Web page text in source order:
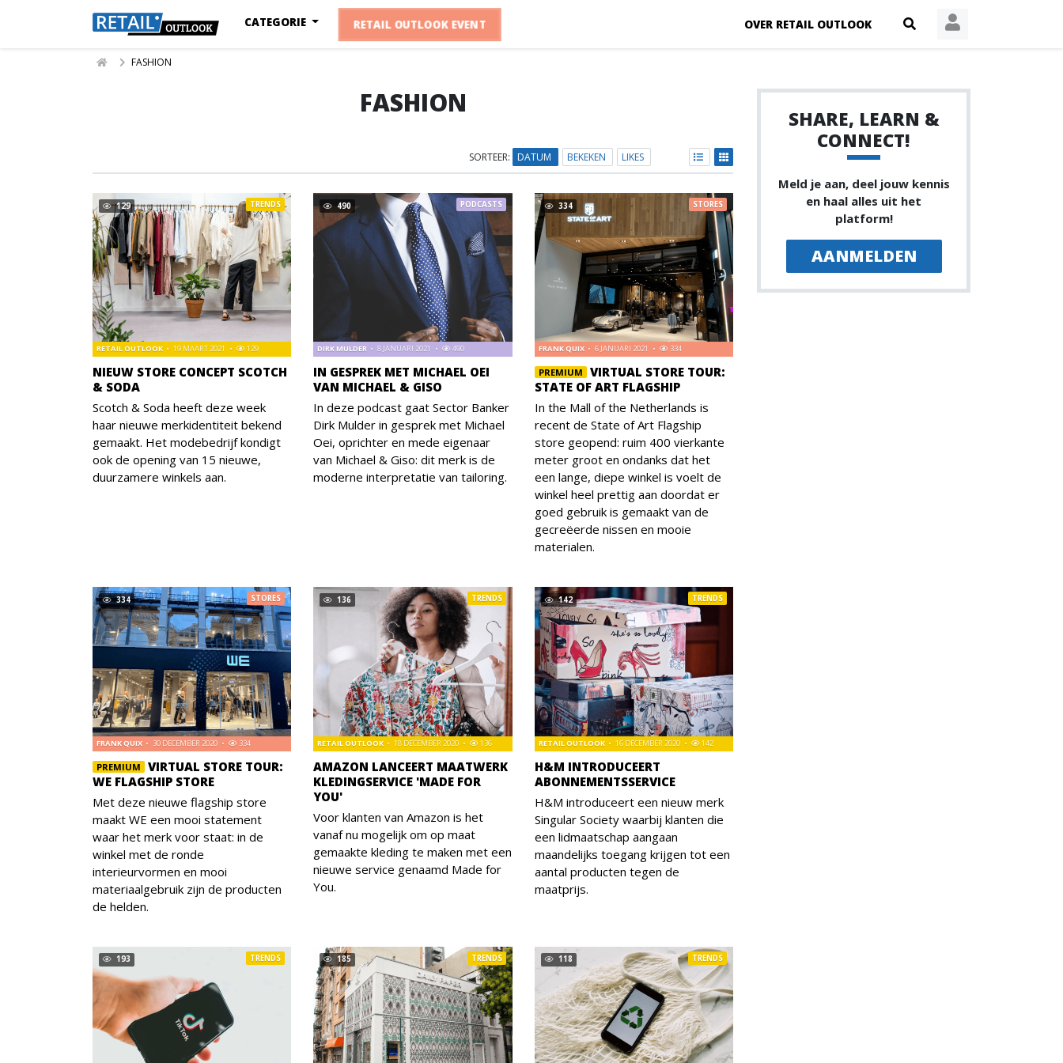
OVER RETAIL OUTLOOK
CATEGORIE RETAIL OUTLOOK EVENT
FASHION
FASHION
SORTEER: DATUM BEKEKEN LIKES
129
NIEUW STORE CONCEPT SCOTCH
& SODA
RETAIL OUTLOOK 19 MAART 2021 129
TRENDS
Scotch & Soda heeft deze week
haar nieuwe merkidentiteit bekend
gemaakt. Het modebedrijf kondigt
ook de opening van 15 nieuwe,
duurzamere winkels aan.
490
IN GESPREK MET MICHAEL OEI
VAN MICHAEL & GISO
DIRK MULDER 8 JANUARI 2021 490
PODCASTS
In deze podcast gaat Sector Banker
Dirk Mulder in gesprek met Michael
Oei, oprichter en mede eigenaar
van Michael & Giso: dit merk is de
moderne interpretatie van tailoring.
334
PREMIUM VIRTUAL STORE TOUR:
STATE OF ART FLAGSHIP
FRANK QUIX 6 JANUARI 2021 334
STORES
In the Mall of the Netherlands is
recent de State of Art Flagship
store geopend: ruim 400 vierkante
meter groot en ondanks dat het
een lange, diepe winkel is voelt de
winkel heel prettig aan doordat er
goed gebruik is gemaakt van de
gecreëerde nissen en mooie
materialen.
334
PREMIUM
VIRTUAL STORE TOUR:
WE FLAGSHIP STORE
FRANK QUIX 30 DECEMBER 2020 334
STORES
Met deze nieuwe flagship store
maakt WE een mooi statement
waar het merk voor staat: in de
winkel met de ronde
interieurvormen en mooi
materiaalgebruik zijn de producten
de helden.
136
AMAZON LANCEERT MAATWERK
KLEDINGSERVICE 'MADE FOR
YOU'
RETAIL OUTLOOK 18 DECEMBER 2020 136
TRENDS
Voor klanten van Amazon is het
vanaf nu mogelijk om op maat
gemaakte kleding te maken met een
nieuwe service genaamd Made for
You.
142
H&M INTRODUCEERT
ABONNEMENTSSERVICE
RETAIL OUTLOOK 16 DECEMBER 2020 142
TRENDS
H&M introduceert een nieuw merk
Singular Society waarbij klanten die
een lidmaatschap aangaan
maandelijks toegang krijgen tot een
aantal producten tegen de
maatprijs.
193 TRENDS 185 TRENDS 118 TRENDS
SHARE, LEARN &
CONNECT!
Meld je aan, deel jouw kennis
en haal alles uit het
platform!
AANMELDEN